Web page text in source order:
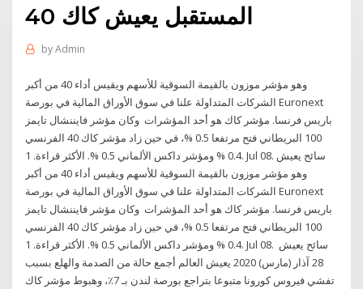
المستقبل يعيش كاك 40
byAdmin
وهو مؤشر موزون بالقيمة السوقية للأسهم ويقيس أداء 40 من أكبر
الشركات المتداولة علنا في سوق الأوراق المالية في بورصة Euronext
باريس فرنسا. مؤشر كاك هو أحد المؤشرات وكان مؤشر فايننشال تايمز
100 البريطاني فتح مرتفعا 0.5 %، في حين زاد مؤشر كاك 40 الفرنسي
وهو مؤشر موزون بالقيمة السوقية للأسهم ويقيس أداء 40 من أكبر
الشركات المتداولة علنا في سوق الأوراق المالية في بورصة Euronext
باريس فرنسا. مؤشر كاك هو أحد المؤشرات وكان مؤشر فايننشال تايمز
100 البريطاني فتح مرتفعا 0.5 %، في حين زاد مؤشر كاك 40 الفرنسي
0.4 % ومؤشر داكس الألماني 0.5 %. الأكثر قراءة. 1. Jul 08. سائح يعيش
28 آذار (مارس) 2020 يعيش العالم أجمع حالة من الصدمة والهلع بسبب
تفشي فيروس كورونا متبوعا بتراجع بورصة لندن بـ 7٪، وهبوط مؤشر كاك